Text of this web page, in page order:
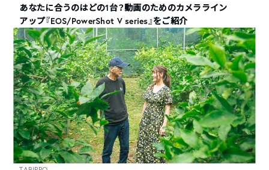
あなたに合うのはどの1台？動画のためのカメラライン
アップ『EOS/PowerShot V series』をご紹介